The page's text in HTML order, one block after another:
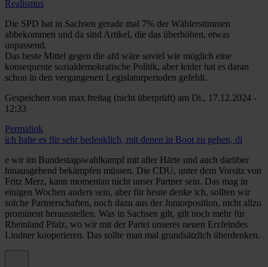
Realismus
Die SPD hat in Sachsen gerade mal 7% der Wählerstimmen
abbekommen und da sind Artikel, die das überhöhen, etwas
unpassend.
Das beste Mittel gegen die afd wäre soviel wie möglich eine
konsequente sozialdemokratische Politik, aber leider hat es daran
schon in den vergangenen Legislaturperioden gefehlt.
Gespeichert von max freitag (nicht überprüft) am Di., 17.12.2024 -
12:33
Permalink
ich halte es für sehr bedenklich, mit denen in Boot zu gehen, di
e wir im Bundestagswahlkampf mit aller Härte und auch darüber
hinausgehend bekämpfen müssen. Die CDU, unter dem Vorsitz von
Fritz Merz, kann momentan nicht unser Partner sein. Das mag in
einigen Wochen anders sein, aber für heute denke ich, sollten wir
solche Partnerschaften, noch dazu aus der Juniorposition, nicht allzu
prominent herausstellen. Was in Sachsen gilt, gilt noch mehr für
Rheinland Pfalz, wo wir mit der Partei unseres neuen Erzfeindes
Lindner kooperieren. Das sollte man mal grundsätzlich überdenken.